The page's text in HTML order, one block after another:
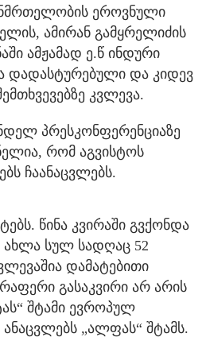
ეროვნული
ამირან გამყრელიძის
ამჟამად ე.წ ინდური
დადასტურებული და კიდევ
კვლევა.
პრესკონფერენციაზე
რომ აგვისტოს
ჩაანაცვლებს.
წინა კვირაში გვქონდა
ახლა სულ სადღაც 52
დამატებითი
გასაკვირი არ არის
შტამი ევროპულ
ანაცვლებს „ალფას“ შტამს.